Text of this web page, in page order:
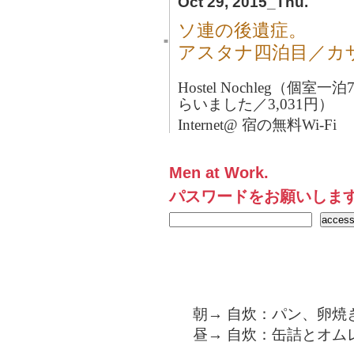
■
ソ連の後遺症。
アスタナ四泊目／カ
Hostel Nochleg（個室一
らいました／3,031円）
Internet@ 宿の無料Wi-Fi
Men at Work.
パスワードをお願いしま
朝→ 自炊：パン、卵焼
昼→ 自炊：缶詰とオム